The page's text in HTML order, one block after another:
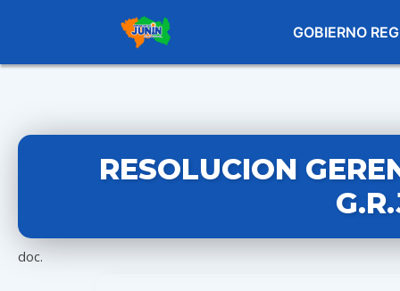
GOBIERNO
RESOLUCION
doc.